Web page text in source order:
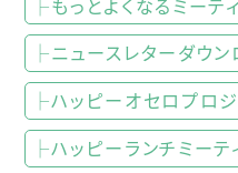
├ニュースレターダウン
├ハッピーオセロプロジ
├ハッピーランチミーテ